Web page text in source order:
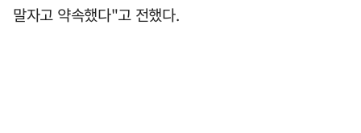
말자고 약속했다"고 전했다.